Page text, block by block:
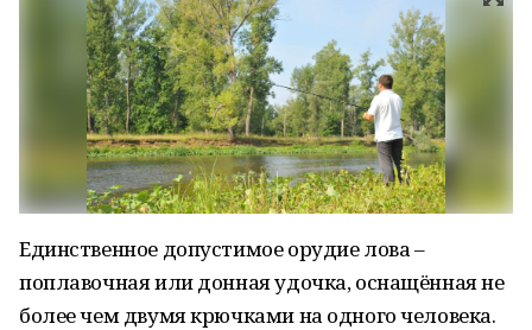
Единственное допустимое орудие лова –
поплавочная или донная удочка, оснащённая не
более чем двумя крючками на одного человека.